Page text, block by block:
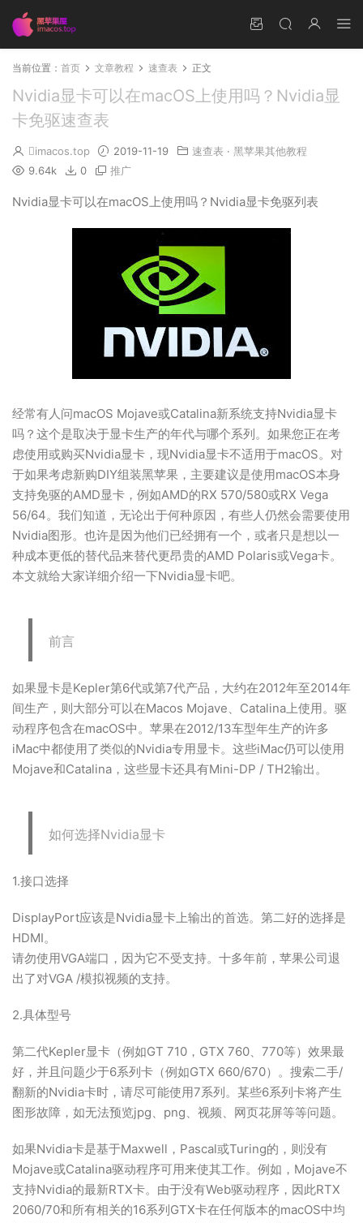
当前位置： 首页 文章教程 速查表 正文
Nvidia显卡可以在macOS上使用吗？Nvidia显
卡免驱速查表
imacos.top 2019-11-19 速查表 · 黑苹果其他教程
9.64k
0 推广
Nvidia显卡可以在macOS上使用吗？Nvidia显卡免驱列表
经常有人问macOS Mojave或Catalina新系统支持Nvidia显卡
吗？这个是取决于显卡生产的年代与哪个系列。如果您正在考
虑使用或购买Nvidia显卡，现Nvidia显卡不适用于macOS。对
于如果考虑新购DIY组装黑苹果，主要建议是使用macOS本身
支持免驱的AMD显卡，例如AMD的RX 570/580或RX Vega
56/64。我们知道，无论出于何种原因，有些人仍然会需要使用
Nvidia图形。也许是因为他们已经拥有一个，或者只是想以一
种成本更低的替代品来替代更昂贵的AMD Polaris或Vega卡。
本文就给大家详细介绍一下Nvidia显卡吧。
前言
如果显卡是Kepler第6代或第7代产品，大约在2012年至2014年
间生产，则大部分可以在Macos Mojave、Catalina上使用。驱
动程序包含在macOS中。苹果在2012/13车型年生产的许多
iMac中都使用了类似的Nvidia专用显卡。这些iMac仍可以使用
Mojave和Catalina，这些显卡还具有Mini-DP / TH2输出。
如何选择Nvidia显卡
1.接口选择
DisplayPort应该是Nvidia显卡上输出的首选。第二好的选择是
HDMI。
请勿使用VGA端口，因为它不受支持。十多年前，苹果公司退
出了对VGA /模拟视频的支持。
2.具体型号
第二代Kepler显卡（例如GT 710，GTX 760、770等）效果最
好，并且问题少于6系列卡（例如GTX 660/670）。搜索二手/
翻新的Nvidia卡时，请尽可能使用7系列。某些6系列卡将产生
图形故障，如无法预览jpg、png、视频、网页花屏等等问题。
如果Nvidia卡是基于Maxwell，Pascal或Turing的，则没有
Mojave或Catalina驱动程序可用来使其工作。例如，Mojave不
支持Nvidia的最新RTX卡。由于没有Web驱动程序，因此RTX
2060/70和所有相关的16系列GTX卡在任何版本的macOS中均